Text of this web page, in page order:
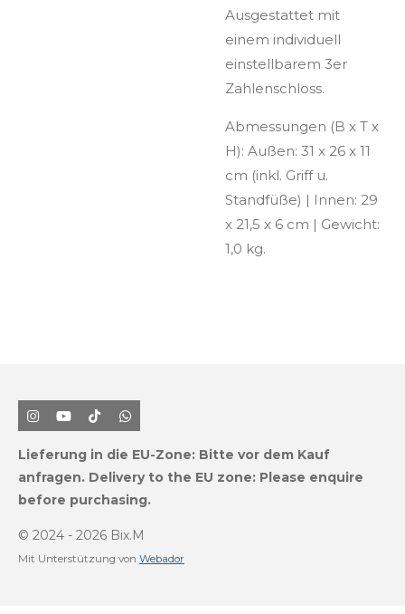
Ausgestattet mit
einem individuell
einstellbarem 3er
Zahlenschloss.
Abmessungen (B x T x
H): Außen: 31 x 26 x 11
cm (inkl. Griff u.
Standfüße) | Innen: 29
x 21,5 x 6 cm | Gewicht:
1,0 kg.
I
n
t
a
r
m
Y
o
T
u
e
T
i
k
T
o
W
h
t
s
p
Lieferung in die EU-Zone: Bitte vor dem Kauf
anfragen. Delivery to the EU zone: Please enquire
before purchasing.
© 2024 - 2026 Bix.M
Mit Unterstützung von Webador